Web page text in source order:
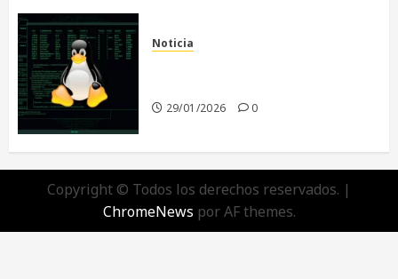
Noticia
29/01/2026 0
Copyright © Todos los derechos reservados. |
ChromeNews por AF themes.